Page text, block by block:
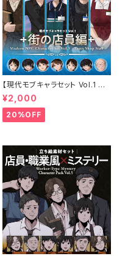
【現代モブキャラセット Vol.1 街
の店員編】コンビニ・ファストフ
ード・スーパー・古本屋・オタク
店員の立ち絵素材5人セット・表
情差分あり
¥2,000
20%OFF